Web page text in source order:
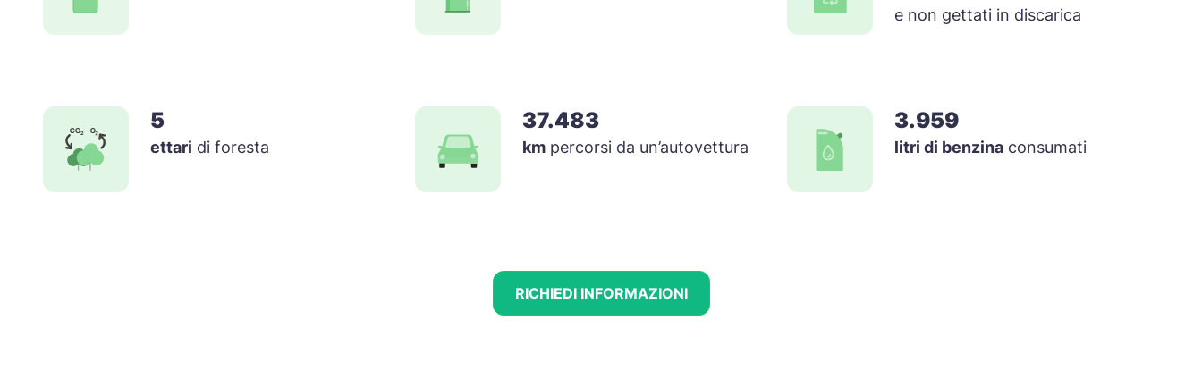
e non gettati in discarica
5
ettari di foresta
37.483
km percorsi da un’autovettura
3.959
litri di benzina consumati
RICHIEDI INFORMAZIONI